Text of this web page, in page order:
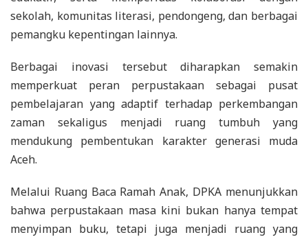
sekolah, komunitas literasi, pendongeng, dan berbagai
pemangku kepentingan lainnya.
Berbagai inovasi tersebut diharapkan semakin
memperkuat peran perpustakaan sebagai pusat
pembelajaran yang adaptif terhadap perkembangan
zaman sekaligus menjadi ruang tumbuh yang
mendukung pembentukan karakter generasi muda
Aceh.
Melalui Ruang Baca Ramah Anak, DPKA menunjukkan
bahwa perpustakaan masa kini bukan hanya tempat
menyimpan buku, tetapi juga menjadi ruang yang